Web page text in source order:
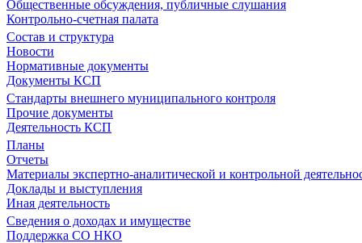
Общественные обсуждения, публичные слушания
Контрольно-счетная палата
Состав и структура
Новости
Нормативные документы
Документы КСП
Стандарты внешнего муниципального контроля
Прочие документы
Деятельность КСП
Планы
Отчеты
Материалы экспертно-аналитической и контрольной
Доклады и выступления
Иная деятельность
Сведения о доходах и имуществе
Поддержка СО НКО